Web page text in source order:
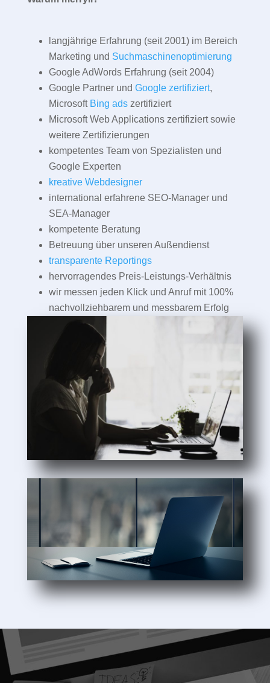
langjährige Erfahrung (seit 2001) im Bereich
Marketing und Suchmaschinenoptimierung
Google AdWords Erfahrung (seit 2004)
Google Partner und Google zertifiziert,
Microsoft Bing adszertifiziert
Microsoft Web Applications zertifiziert sowie
weitere Zertifizierungen
kompetentes Team von Spezialisten und
Google Experten
kreative Webdesigner
international erfahrene SEO-Manager und
SEA-Manager
kompetente Beratung
Betreuung über unseren Außendienst
transparente Reportings
hervorragendes Preis-Leistungs-Verhältnis
wir messen jeden Klick und Anruf mit 100%
nachvollziehbarem und messbarem Erfolg